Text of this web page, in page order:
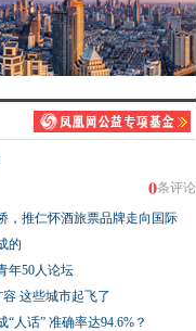
0条评论
，推仁怀酒旅票品牌走向国际
的
年50人论坛
这些城市起飞了
人话” 准确率达94.6%？